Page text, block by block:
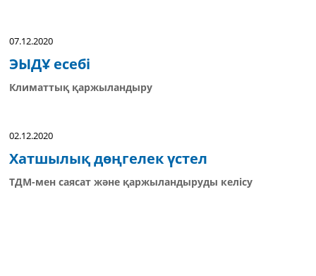
07.12.2020
ЭЫДҰ есебі
Климаттық қаржыландыру
02.12.2020
Хатшылық дөңгелек үстел
ТДМ-мен саясат және қаржыландыруды келісу